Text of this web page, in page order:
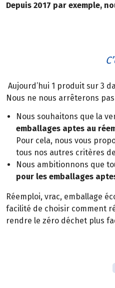
Depuis 2017 par exemple,
Aujourd’hui 1 produit sur 3
Nous ne nous arrêterons pas
Nous souhaitons que la
emballages aptes au
Pour cela, nous vous
tous nos autres critères
Nous ambitionnons que
pour les emballages
Réemploi, vrac, emballage
facilité de choisir comment
rendre le zéro déchet plus